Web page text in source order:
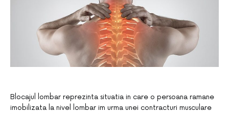
Blocajul lombar reprezinta situatia in care o persoana ramane
imobilizata la nivel lombar im urma unei contracturi musculare